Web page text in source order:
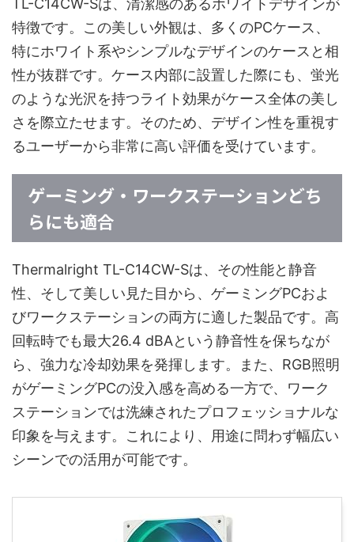
TL-C14CW-Sは、清潔感のあるホワイトデザインが
特徴です。この美しい外観は、多くのPCケース、
特にホワイト系やシンプルなデザインのケースと相
性が抜群です。ケース内部に設置した際にも、蛍光
のような光沢を持つライト効果がケース全体の美し
さを際立たせます。そのため、デザイン性を重視す
るユーザーから非常に高い評価を受けています。
ゲーミング・ワークステーションどち
らにも適合
Thermalright TL-C14CW-Sは、その性能と静音
性、そして美しい見た目から、ゲーミングPCおよ
びワークステーションの両方に適した製品です。高
回転時でも最大26.4 dBAという静音性を保ちなが
ら、強力な冷却効果を発揮します。また、RGB照明
がゲーミングPCの没入感を高める一方で、ワーク
ステーションでは洗練されたプロフェッショナルな
印象を与えます。これにより、用途に問わず幅広い
シーンでの活用が可能です。